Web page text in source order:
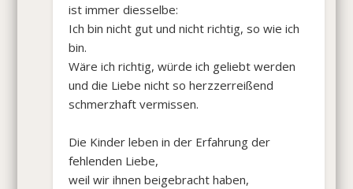
ist immer diesselbe:
Ich bin nicht gut und nicht richtig, so wie ich
bin.
Wäre ich richtig, würde ich geliebt werden
und die Liebe nicht so herzzerreißend
schmerzhaft vermissen.
Die Kinder leben in der Erfahrung der
fehlenden Liebe,
weil wir ihnen beigebracht haben,